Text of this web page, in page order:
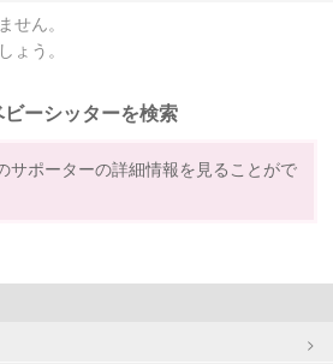
せん。
ょう。
ーシッターを検索
サポーターの詳細情報を見ることがで